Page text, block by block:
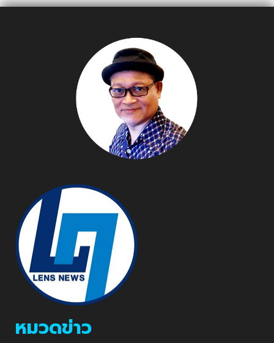
ที่พลาดไม่ได้อีกมากมายใน
เรื่องราว’ กับ X200 Series
หมวดข่าว